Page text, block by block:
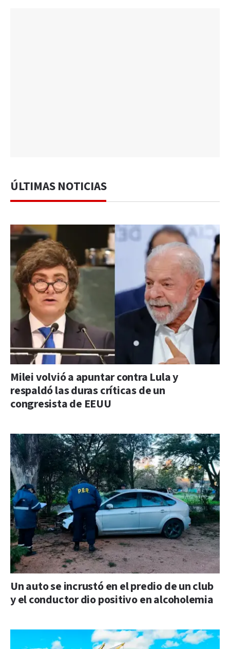
ÚLTIMAS NOTICIAS
Milei volvió a apuntar contra Lula y
respaldó las duras críticas de un
congresista de EEUU
Un auto se incrustó en el predio de un club
y el conductor dio positivo en alcoholemia